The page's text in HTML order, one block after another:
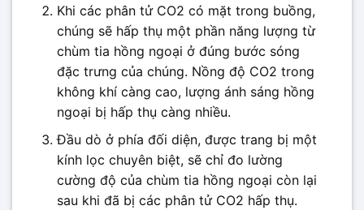
Khi các phân tử CO2 có mặt trong buồng,
chúng sẽ hấp thụ một phần năng lượng từ
chùm tia hồng ngoại ở đúng bước sóng
đặc trưng của chúng. Nồng độ CO2 trong
không khí càng cao, lượng ánh sáng hồng
ngoại bị hấp thụ càng nhiều.
Đầu dò ở phía đối diện, được trang bị một
kính lọc chuyên biệt, sẽ chỉ đo lường
cường độ của chùm tia hồng ngoại còn lại
sau khi đã bị các phân tử CO2 hấp thụ.